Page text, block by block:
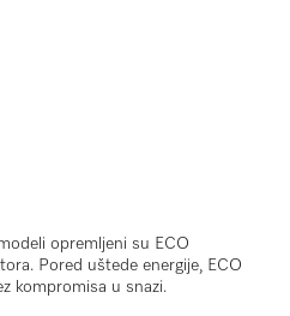
opremljeni su ECO
Pored uštede energije, ECO
kompromisa u snazi.